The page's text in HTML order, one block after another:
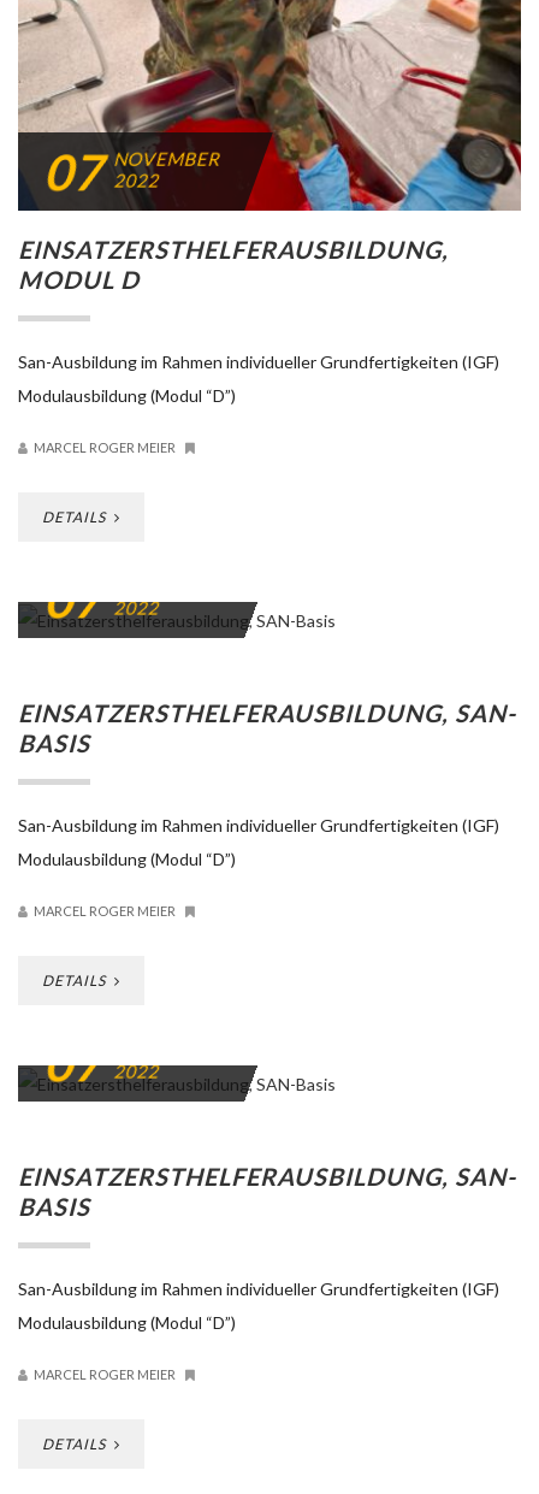
07 NOVEMBER
2022
EINSATZERSTHELFERAUSBILDUNG,
MODUL D
San-Ausbildung im Rahmen individueller Grundfertigkeiten (IGF)
Modulausbildung (Modul “D”)
MARCEL ROGER MEIER
DETAILS
07 2022
EINSATZERSTHELFERAUSBILDUNG, SAN-
BASIS
San-Ausbildung im Rahmen individueller Grundfertigkeiten (IGF)
Modulausbildung (Modul “D”)
MARCEL ROGER MEIER
DETAILS
07 2022
EINSATZERSTHELFERAUSBILDUNG, SAN-
BASIS
San-Ausbildung im Rahmen individueller Grundfertigkeiten (IGF)
Modulausbildung (Modul “D”)
MARCEL ROGER MEIER
DETAILS